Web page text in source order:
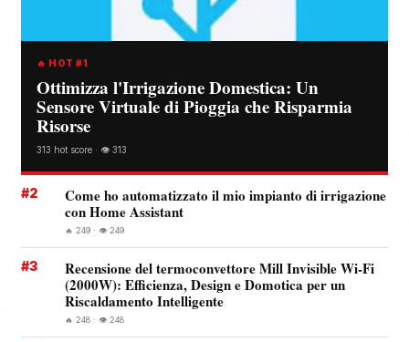
🔥 HOT #1
Ottimizza l'Irrigazione Domestica: Un
Sensore Virtuale di Pioggia che Risparmia
Risorse
313 hot score · 👁️ 313
#2
Come ho automatizzato il mio impianto di irrigazione
con Home Assistant
🔥 249 · 👁️ 249
#3
Recensione del termoconvettore Mill Invisible Wi-Fi
(2000W): Efficienza, Design e Domotica per un
Riscaldamento Intelligente
🔥 248 · 👁️ 248